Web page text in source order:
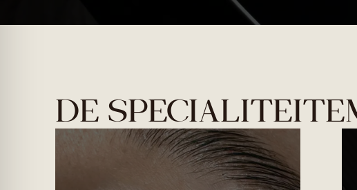
DE